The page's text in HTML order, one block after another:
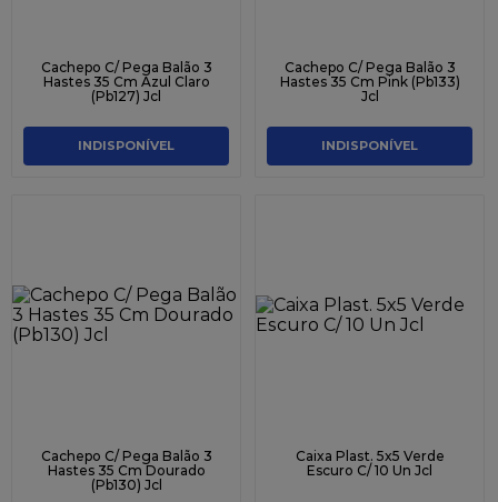
Cachepo C/ Pega Balão 3
Hastes 35 Cm Azul Claro
(Pb127) Jcl
INDISPONÍVEL
Cachepo C/ Pega Balão 3
Hastes 35 Cm Pink (Pb133)
Jcl
INDISPONÍVEL
Cachepo C/ Pega Balão 3
Hastes 35 Cm Dourado
(Pb130) Jcl
Caixa Plast. 5x5 Verde
Escuro C/ 10 Un Jcl